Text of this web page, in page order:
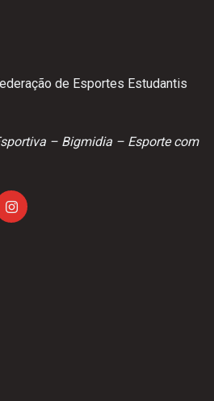
de Esportes Estudantis
– Bigmidia – Esporte com